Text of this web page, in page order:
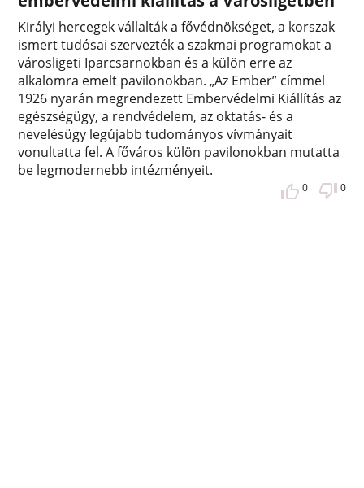
Királyi hercegek vállalták a fővédnökséget, a korszak
ismert tudósai szervezték a szakmai programokat a
városligeti Iparcsarnokban és a külön erre az
alkalomra emelt pavilonokban. „Az Ember” címmel
1926 nyarán megrendezett Embervédelmi Kiállítás az
egészségügy, a rendvédelem, az oktatás- és a
nevelésügy legújabb tudományos vívmányait
vonultatta fel. A főváros külön pavilonokban mutatta
be legmodernebb intézményeit.
0 0